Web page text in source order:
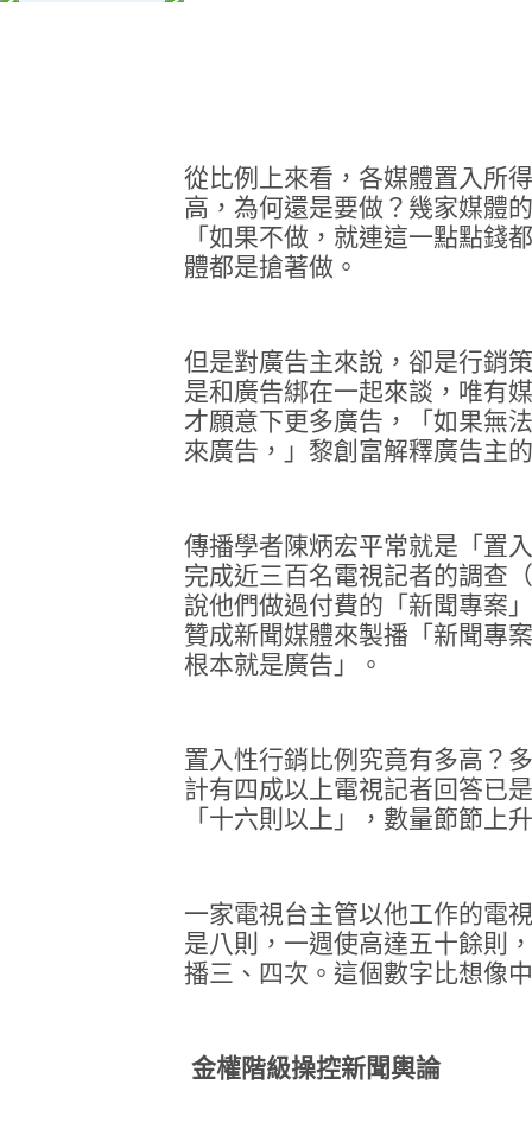
從比例上來看，各媒體置入所
高，為何還是要做？幾家媒體
「如果不做，就連這一點點錢
體都是搶著做。
但是對廣告主來說，卻是行銷
是和廣告綁在一起來談，唯有
才願意下更多廣告，「如果無
來廣告，」黎創富解釋廣告主
傳播學者陳炳宏平常就是「置
完成近三百名電視記者的調查
說他們做過付費的「新聞專案
贊成新聞媒體來製播「新聞專
根本就是廣告」。
置入性行銷比例究竟有多高？
計有四成以上電視記者回答已
「十六則以上」，數量節節上
一家電視台主管以他工作的電
是八則，一週使高達五十餘則
播三、四次。這個數字比想像
金權階級操控新聞輿論